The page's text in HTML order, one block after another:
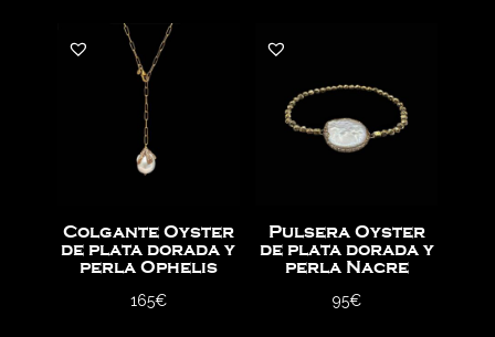
Colgante Oyster
de plata dorada y
perla Ophelis
165€
Pulsera Oyster
de plata dorada y
perla Nacre
95€